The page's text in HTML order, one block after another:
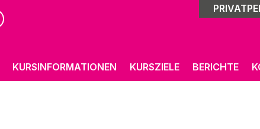
KURSINFORMATIONEN KURSZIELE BERICHTE